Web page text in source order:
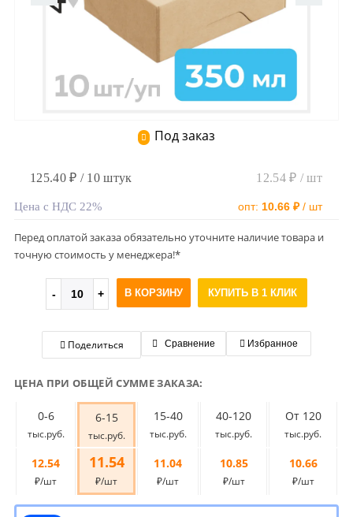
Под заказ
125.40 ₽ / 10 штук 12.54 ₽ / шт
Цена с НДС 22% опт: 10.66 ₽/ шт
Перед оплатой заказа обязательно уточните наличие товара и
точную стоимость у менеджера!*
В КОРЗИНУ КУПИТЬ В 1 КЛИК
Поделиться Сравнение Избранное
ЦЕНА ПРИ ОБЩЕЙ СУММЕ ЗАКАЗА:
0-6
тыс.руб.
6-15
тыс.руб.
15-40
тыс.руб.
40-120
тыс.руб.
От 120
тыс.руб.
12.54
₽/шт
11.54
₽/шт
11.04
₽/шт
10.85
₽/шт
10.66
₽/шт